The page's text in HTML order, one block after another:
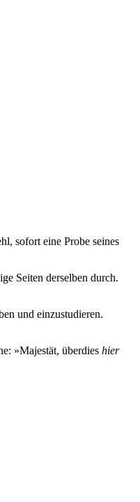
sofort eine Probe seines
Seiten derselben durch.
und einzustudieren.
»Majestät, überdies hier